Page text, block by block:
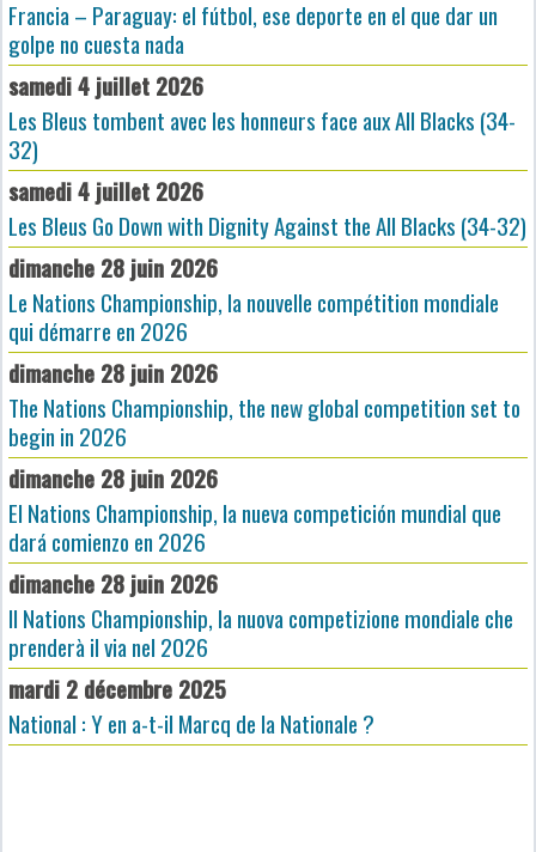
Francia – Paraguay: el fútbol, ese deporte en el que dar un
golpe no cuesta nada
samedi 4 juillet 2026
Les Bleus tombent avec les honneurs face aux All Blacks (34-
32)
samedi 4 juillet 2026
Les Bleus Go Down with Dignity Against the All Blacks (34-32)
dimanche 28 juin 2026
Le Nations Championship, la nouvelle compétition mondiale
qui démarre en 2026
dimanche 28 juin 2026
The Nations Championship, the new global competition set to
begin in 2026
dimanche 28 juin 2026
El Nations Championship, la nueva competición mundial que
dará comienzo en 2026
dimanche 28 juin 2026
Il Nations Championship, la nuova competizione mondiale che
prenderà il via nel 2026
mardi 2 décembre 2025
National : Y en a-t-il Marcq de la Nationale ?